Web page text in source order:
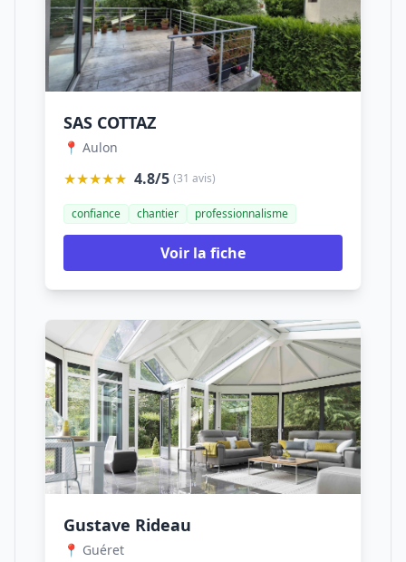
SAS COTTAZ
📍 Aulon
★★★★★ 4.8/5 (31 avis)
confiance chantier professionnalisme
Voir la fiche
Gustave Rideau
📍 Guéret